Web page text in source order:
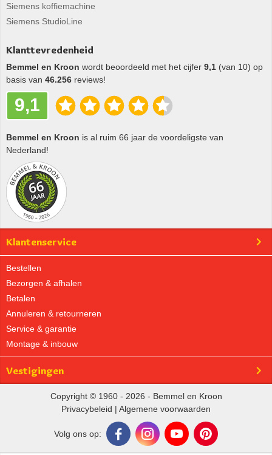
Siemens koffiemachine
Siemens StudioLine
Klanttevredenheid
Bemmel en Kroon wordt beoordeeld met het cijfer 9,1 (van 10) op
basis van 46.256 reviews!
9,1
Bemmel en Kroon is al ruim 66 jaar de voordeligste van
Nederland!
Klantenservice
Bestellen
Bezorgen & afhalen
Betalen
Annuleren & retourneren
Service & garantie
Montage & inbouw
Vestigingen
Copyright © 1960 - 2026 - Bemmel en Kroon
Privacybeleid | Algemene voorwaarden
Volg ons op: